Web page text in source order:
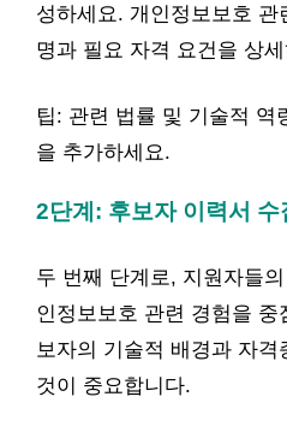
성하세요. 개인정보보호 관
명과 필요 자격 요건을 상
팁: 관련 법률 및 기술적 역
을 추가하세요.
2단계: 후보자 이력서 수
두 번째 단계로, 지원자들
인정보보호 관련 경험을
보자의 기술적 배경과 자
것이 중요합니다.